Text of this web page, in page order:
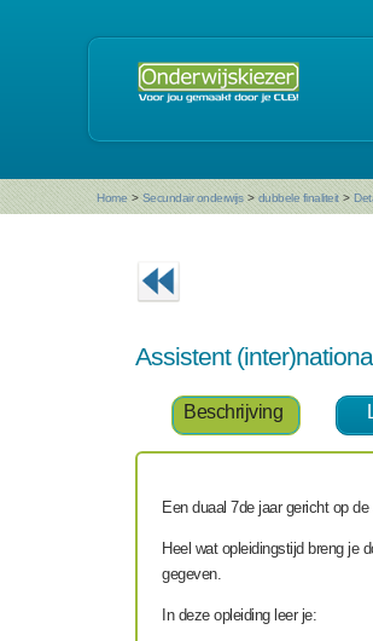
Home > Secundair onderwijs > dubbele finaliteit >
Assistent
Beschrijving
Een duaal 7dejaar gericht op de
Heel wat opleidingstijd breng je
gegeven.
In deze opleiding leer je: